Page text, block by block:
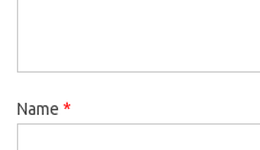
Name *